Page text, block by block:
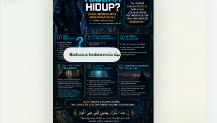
Bahasa Indonesia الإندونيسية